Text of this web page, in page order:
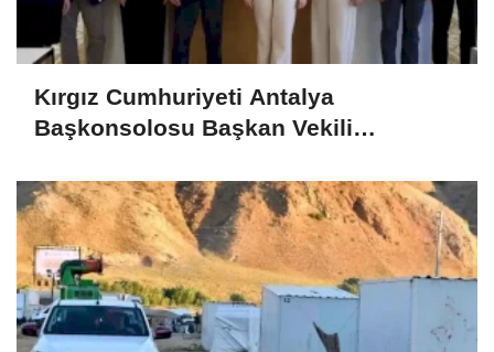
Kırgız Cumhuriyeti Antalya
Başkonsolosu Başkan Vekili